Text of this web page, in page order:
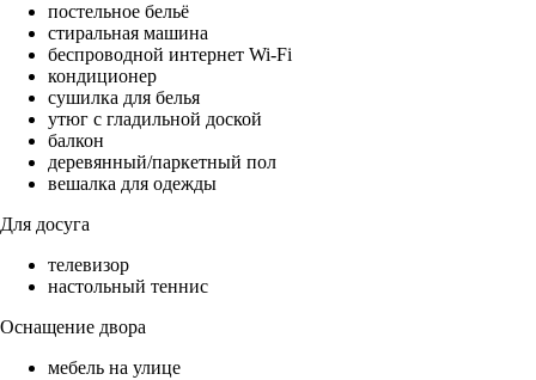
постельное бельё
стиральная машина
беспроводной интернет Wi-Fi
кондиционер
сушилка для белья
утюг с гладильной доской
балкон
деревянный/паркетный пол
вешалка для одежды
Для досуга
телевизор
настольный теннис
Оснащение двора
мебель на улице